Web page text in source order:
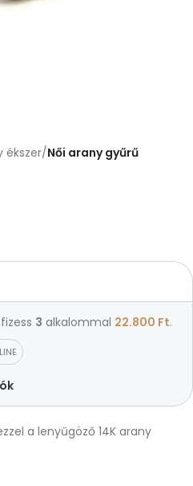
ékszer Női arany gyűrű
3 alkalommal 22.800 Ft.
a lenyűgöző 14K arany